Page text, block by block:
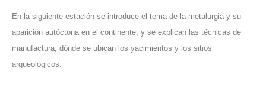
En la siguiente estación se introduce el tema de la metalurgia y su
aparición autóctona en el continente, y se explican las técnicas de
manufactura, dónde se ubican los yacimientos y los sitios
arqueológicos.